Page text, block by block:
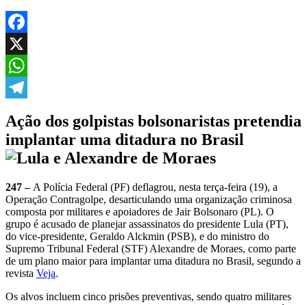
Facebook
X
WhatsApp
Ação dos golpistas bolsonaristas pretendia
implantar uma ditadura no Brasil
247 – A Polícia Federal (PF) deflagrou, nesta terça-feira (19), a
Operação Contragolpe, desarticulando uma organização criminosa
composta por militares e apoiadores de Jair Bolsonaro (PL). O
grupo é acusado de planejar assassinatos do presidente Lula (PT),
do vice-presidente, Geraldo Alckmin (PSB), e do ministro do
Supremo Tribunal Federal (STF) Alexandre de Moraes, como parte
de um plano maior para implantar uma ditadura no Brasil, segundo a
revista Veja.
Os alvos incluem cinco prisões preventivas, sendo quatro militares